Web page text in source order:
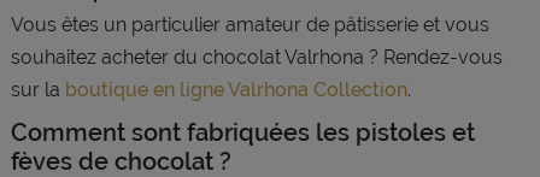
Vous êtes un particulier amateur de pâtisserie et vous
souhaitez acheter du chocolat Valrhona ? Rendez-vous
sur la boutique en ligne Valrhona Collection.
Comment sont fabriquées les pistoles et
fèves de chocolat ?